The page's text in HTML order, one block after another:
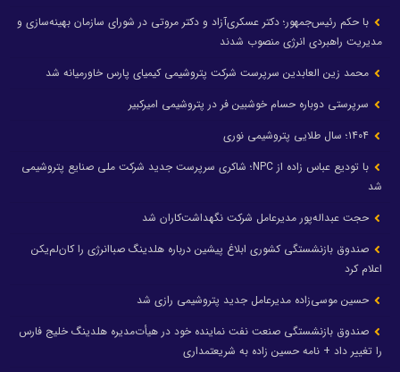
با حکم رئیس‌جمهور؛ دکتر عسکری‌آزاد و دکتر مروتی در شورای سازمان بهینه‌سازی و
مدیریت راهبردی انرژی منصوب شدند
محمد زین العابدین سرپرست شرکت پتروشیمی کیمیای پارس خاورمیانه شد
سرپرستی دوباره حسام خوشبین فر در پتروشیمی امیرکبیر
با تودیع عباس زاده از NPC؛ شاکری سرپرست جدید شرکت ملی صنایع پتروشیمی
شد
حجت عبداله‌پور مدیرعامل شرکت نگهداشت‌کاران شد
صندوق بازنشستگی کشوری ابلاغ پیشین درباره هلدینگ صباانرژی را کان‌لم‌یکن
اعلام کرد
حسین موسی‌زاده مدیرعامل جدید پتروشیمی رازی شد
صندوق بازنشستگی صنعت نفت نماینده خود در هیأت‌مدیره هلدینگ خلیج فارس
را تغییر داد + نامه حسین زاده به شریعتمداری